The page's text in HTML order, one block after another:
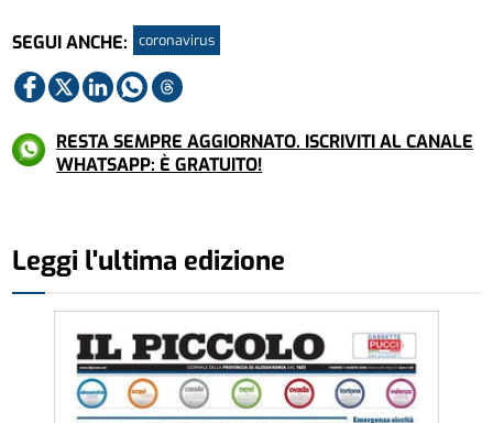
SEGUI ANCHE: coronavirus
RESTA SEMPRE AGGIORNATO. ISCRIVITI AL CANALE
WHATSAPP: È GRATUITO!
Leggi l'ultima edizione